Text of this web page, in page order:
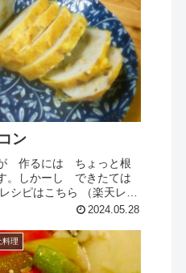
ン
作るには ちょっと根
。しかーし できたては
シピはこちら （楽天レシ
指定なし 材料れんこん酢
粉サラダ油みんなのレビ
2024.05.28
料理